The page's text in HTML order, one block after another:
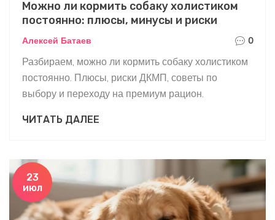
Можно ли кормить собаку холистиком
постоянно: плюсы, минусы и риски
Алексей Батаев 0
Разбираем, можно ли кормить собаку холистиком
постоянно. Плюсы, риски ДКМП, советы по
выбору и переходу на премиум рацион.
ЧИТАТЬ ДАЛЕЕ
23
июл